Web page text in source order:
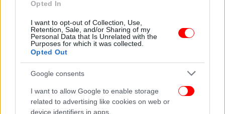
Opted In
I want to opt-out of Collection, Use,
Retention, Sale, and/or Sharing of my
Personal Data that Is Unrelated with the
Purposes for which it was collected.
Opted Out
Google consents
I want to allow Google to enable storage
related to advertising like cookies on web or
device identifiers in apps.
ΕΛΛΑΔΑ 10/05/2024 19:16
Blue Horizon: Την ενοχή 4 κατηγορουμένων για
τον θάνατο του Αντώνη Καργιώτη πρότεινε ο
εισαγγελέας